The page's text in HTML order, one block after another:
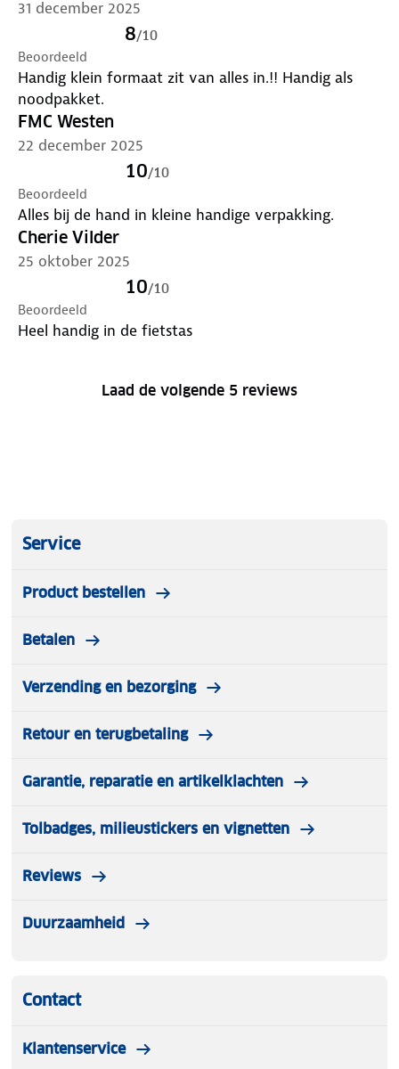
31 december 2025
8/10
Beoordeeld
Handig klein formaat zit van alles in.!! Handig als
noodpakket.
FMC Westen
22 december 2025
10/10
Beoordeeld
Alles bij de hand in kleine handige verpakking.
Cherie Vilder
25 oktober 2025
10/10
Beoordeeld
Heel handig in de fietstas
Laad de volgende 5 reviews
Service
Product bestellen
Betalen
Verzending en bezorging
Retour en terugbetaling
Garantie, reparatie en artikelklachten
Tolbadges, milieustickers en vignetten
Reviews
Duurzaamheid
Contact
Klantenservice